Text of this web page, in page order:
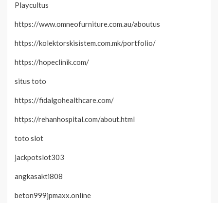
Playcultus
https://www.omneofurniture.com.au/aboutus
https://kolektorskisistem.com.mk/portfolio/
https://hopeclinik.com/
situs toto
https://fidalgohealthcare.com/
https://rehanhospital.com/about.html
toto slot
jackpotslot303
angkasakti808
beton999jpmaxx.online